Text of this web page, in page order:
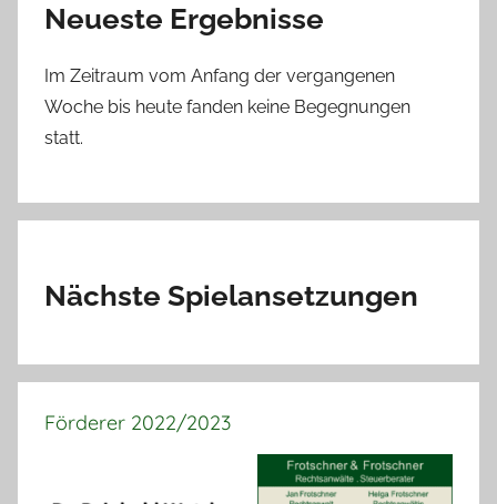
Neueste Ergebnisse
Im Zeitraum vom Anfang der vergangenen
Woche bis heute fanden keine Begegnungen
statt.
Nächste Spielansetzungen
Förderer 2022/2023